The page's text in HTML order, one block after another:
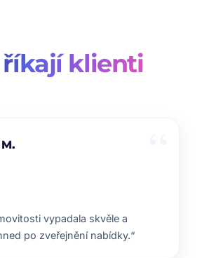
říkají klienti
marketing a férové jednání.
realitní služby.“